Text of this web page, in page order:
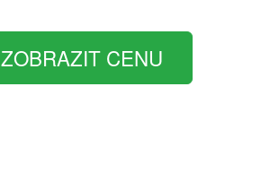
ZOBRAZIT CENU